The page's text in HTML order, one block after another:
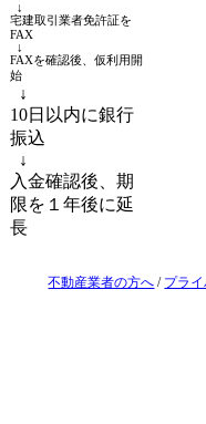
↓
宅建取引業者免許証を
FAX
↓
FAXを確認後、仮利用開
始
↓
10日以内に銀行
振込
↓
入金確認後、期
限を１年後に延
長
不動産業者の方へ / プラ